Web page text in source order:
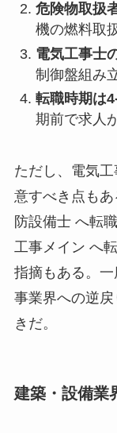
危険物取扱
機の燃料取
電気工事士
制御盤組み
転職時期は
期前で求人
ただし、電気
意すべき点も
防設備士 へ転
工事メイン へ
指摘もある。
事業界への逆
きだ。
建築・設備業